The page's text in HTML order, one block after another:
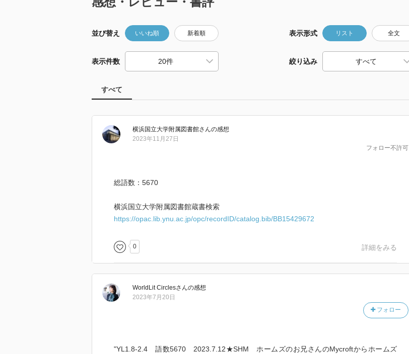
並び替え いいね順 新着順 表示形式 リスト 全文
表示件数 絞り込み
すべて
横浜国立大学附属図書館さんの感想
フォロー不許可
2023年11月27日
総語数：5670
横浜国立大学附属図書館蔵書検索
https://opac.lib.ynu.ac.jp/opc/recordID/catalog.bib/BB15429672
0 詳細をみる
WorldLit Circlesさんの感想
フォロー
2023年7月20日
"YL1.8-2.4 語数5670 2023.7.12★SHM ホームズのお兄さんのMycroftからホームズ